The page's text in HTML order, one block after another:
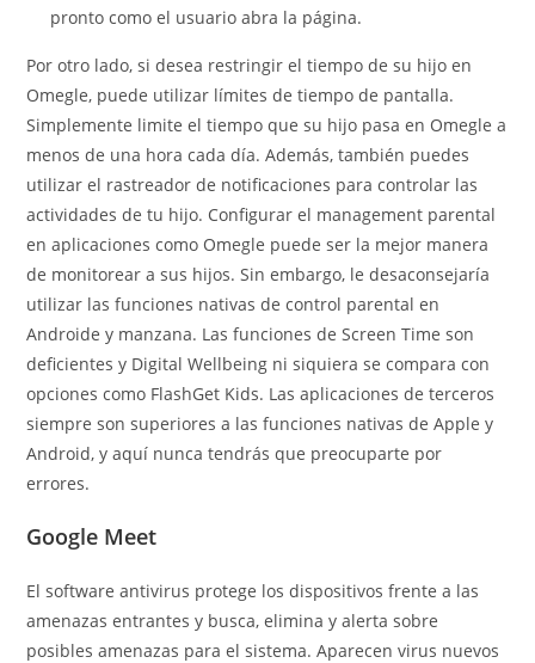
pronto como el usuario abra la página.
Por otro lado, si desea restringir el tiempo de su hijo en
Omegle, puede utilizar límites de tiempo de pantalla.
Simplemente limite el tiempo que su hijo pasa en Omegle a
menos de una hora cada día. Además, también puedes
utilizar el rastreador de notificaciones para controlar las
actividades de tu hijo. Configurar el management parental
en aplicaciones como Omegle puede ser la mejor manera
de monitorear a sus hijos. Sin embargo, le desaconsejaría
utilizar las funciones nativas de control parental en
Androide y manzana. Las funciones de Screen Time son
deficientes y Digital Wellbeing ni siquiera se compara con
opciones como FlashGet Kids. Las aplicaciones de terceros
siempre son superiores a las funciones nativas de Apple y
Android, y aquí nunca tendrás que preocuparte por
errores.
Google Meet
El software antivirus protege los dispositivos frente a las
amenazas entrantes y busca, elimina y alerta sobre
posibles amenazas para el sistema. Aparecen virus nuevos